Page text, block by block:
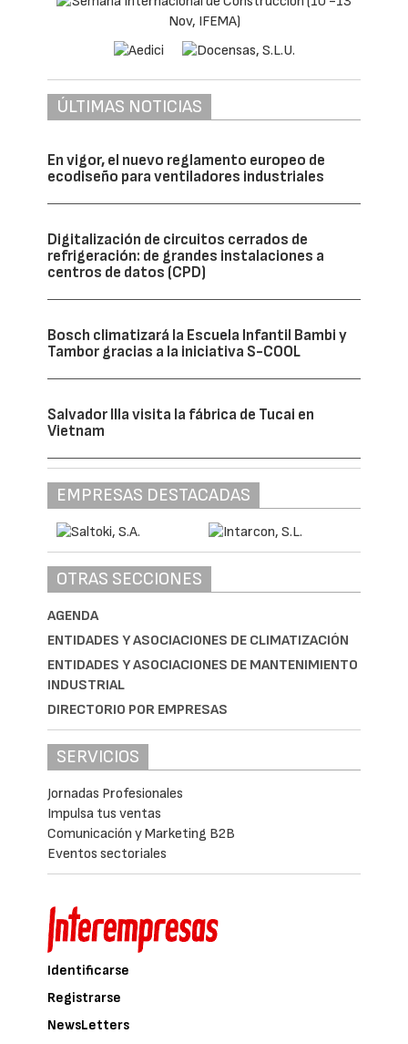
ÚLTIMAS NOTICIAS
En vigor, el nuevo reglamento europeo de
ecodiseño para ventiladores industriales
Digitalización de circuitos cerrados de
refrigeración: de grandes instalaciones a
centros de datos (CPD)
Bosch climatizará la Escuela Infantil Bambi y
Tambor gracias a la iniciativa S-COOL
Salvador Illa visita la fábrica de Tucai en
Vietnam
EMPRESAS DESTACADAS
OTRAS SECCIONES
AGENDA
ENTIDADES Y ASOCIACIONES DE CLIMATIZACIÓN
ENTIDADES Y ASOCIACIONES DE MANTENIMIENTO
INDUSTRIAL
DIRECTORIO POR EMPRESAS
SERVICIOS
Jornadas Profesionales
Impulsa tus ventas
Comunicación y Marketing B2B
Eventos sectoriales
Identificarse
Registrarse
NewsLetters